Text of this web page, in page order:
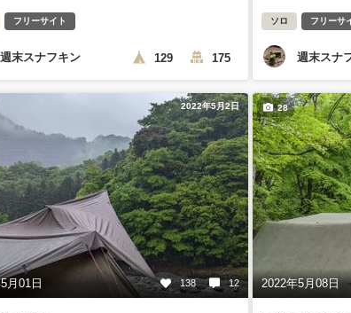
フリーサイト
週末スナフキン 129 175
ソロ フリーサ
週末スナ
2022年5月2日
月01日 138 12 2022年5月08日
28